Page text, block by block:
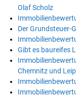
Olaf Scholz
Der Grundsteuer-
Gibt es baureifes
Chemnitz und